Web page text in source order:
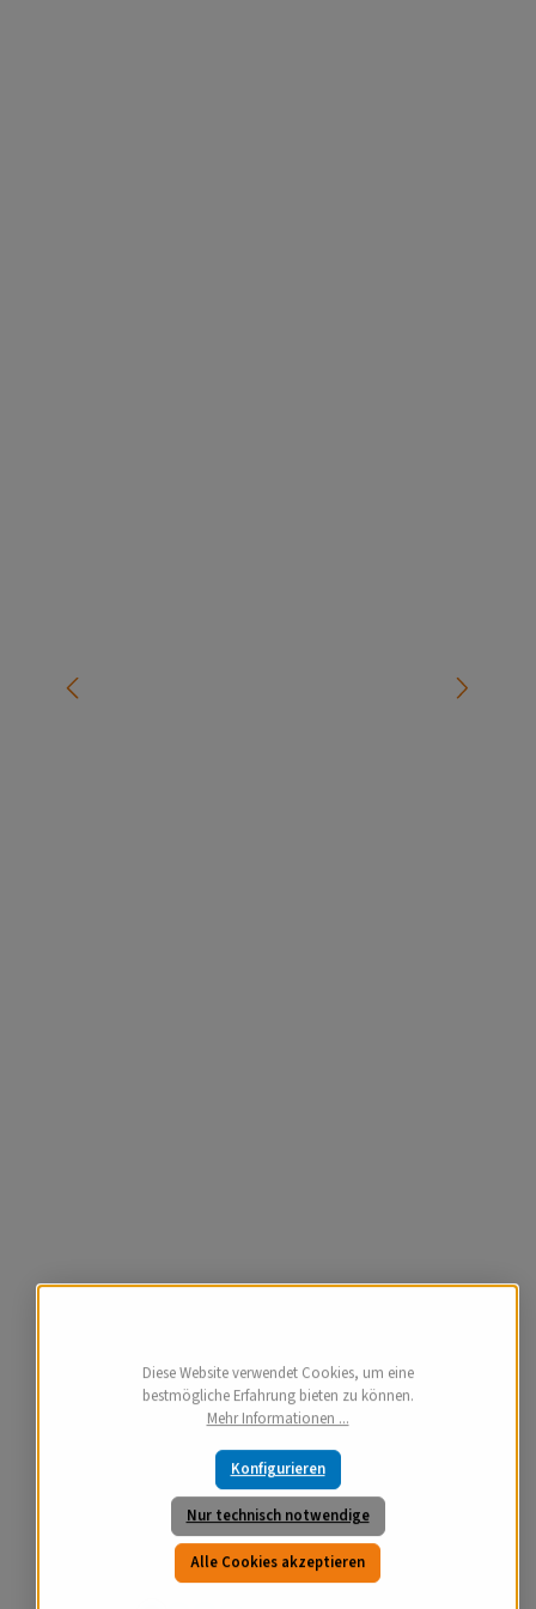
Diese Website verwendet Cookies, um eine
bestmögliche Erfahrung bieten zu können.
Mehr Informationen ...
Nur technisch notwendige
Konfigurieren
Alle Cookies akzeptieren